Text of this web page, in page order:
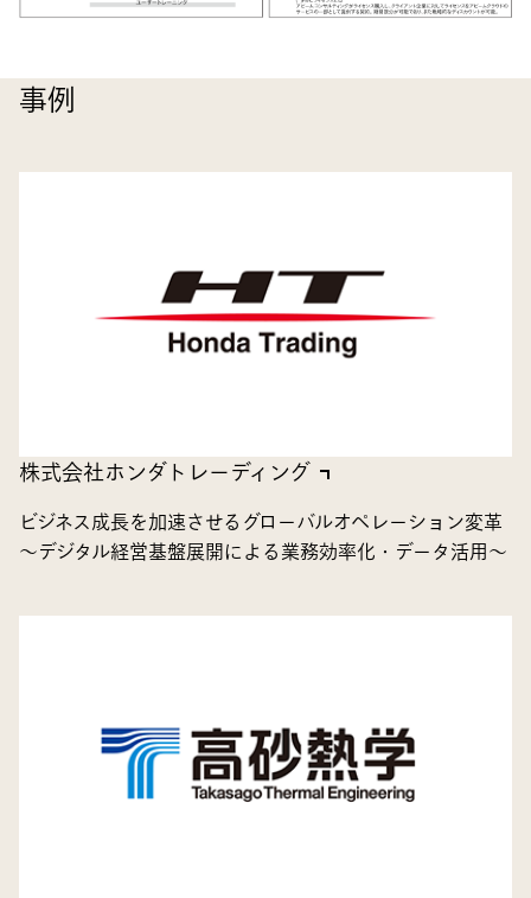
事例
株式会社ホンダトレーディング
ビジネス成長を加速させるグローバルオペレーション変革
～デジタル経営基盤展開による業務効率化・データ活用～